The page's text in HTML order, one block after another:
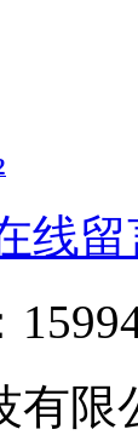
线留
有限